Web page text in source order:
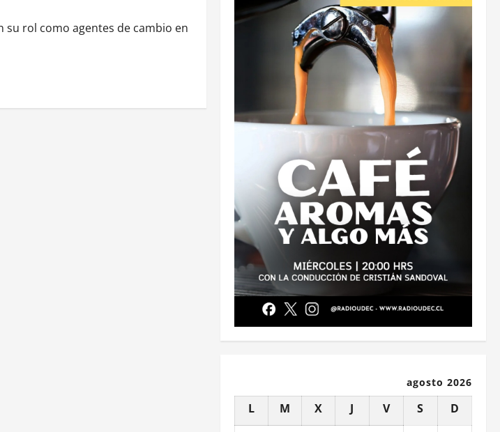
rol como agentes de cambio en
agosto 2026
L M X J V S D